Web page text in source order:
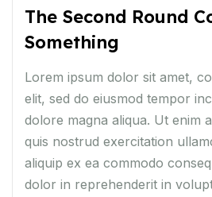
The Second Round
Something
Lorem ipsum dolor sit amet,
elit, sed do eiusmod tempor
dolore magna aliqua. Ut enim
quis nostrud exercitation
aliquip ex ea commodo
dolor in reprehenderit in